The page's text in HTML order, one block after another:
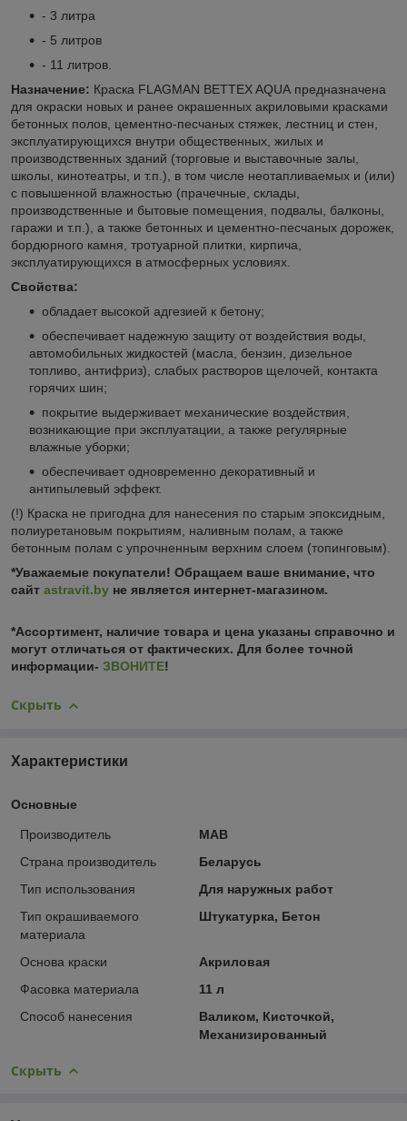
- 3 литра
- 5 литров
- 11 литров.
Назначение: Краска FLAGMAN BETTEX AQUA предназначена
для окраски новых и ранее окрашенных акриловыми красками
бетонных полов, цементно-песчаных стяжек, лестниц и стен,
эксплуатирующихся внутри общественных, жилых и
производственных зданий (торговые и выставочные залы,
школы, кинотеатры, и т.п.), в том числе неотапливаемых и (или)
с повышенной влажностью (прачечные, склады,
производственные и бытовые помещения, подвалы, балконы,
гаражи и т.п.), а также бетонных и цементно-песчаных дорожек,
бордюрного камня, тротуарной плитки, кирпича,
эксплуатирующихся в атмосферных условиях.
Свойства:
обладает высокой адгезией к бетону;
обеспечивает надежную защиту от воздействия воды,
автомобильных жидкостей (масла, бензин, дизельное
топливо, антифриз), слабых растворов щелочей, контакта
горячих шин;
покрытие выдерживает механические воздействия,
возникающие при эксплуатации, а также регулярные
влажные уборки;
обеспечивает одновременно декоративный и
антипылевый эффект.
(!) Краска не пригодна для нанесения по старым эпоксидным,
полиуретановым покрытиям, наливным полам, а также
бетонным полам с упрочненным верхним слоем (топинговым).
*Уважаемые покупатели! Обращаем ваше внимание, что
сайт astravit.by не является интернет-магазином.
*Ассортимент, наличие товара и цена указаны справочно и
могут отличаться от фактических. Для более точной
информации- ЗВОНИТЕ!
Скрыть
Характеристики
Основные
Производитель
МАВ
Страна производитель
Беларусь
Тип использования
Для наружных работ
Тип окрашиваемого
материала
Штукатурка, Бетон
Основа краски
Акриловая
Фасовка материала
11 л
Способ нанесения
Валиком, Кисточкой,
Механизированный
Скрыть